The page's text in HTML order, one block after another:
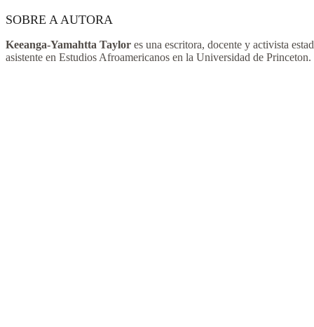
SOBRE A AUTORA
Keeanga-Yamahtta Taylor es una escritora, docente y activista
asistente en Estudios Afroamericanos en la Universidad de Princeton.